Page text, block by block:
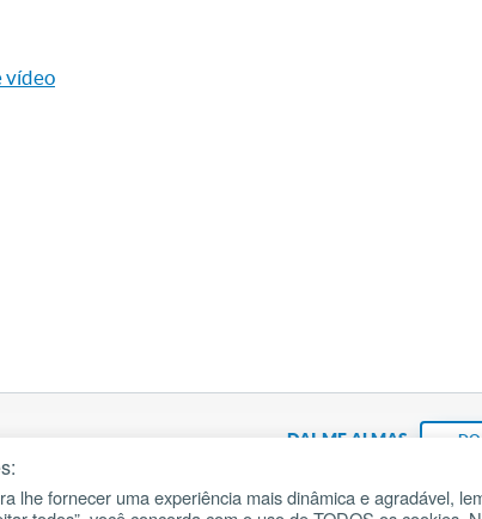
vídeo
DAI-ME ALMAS
lhe fornecer uma experiência mais dinâmica e agradável,